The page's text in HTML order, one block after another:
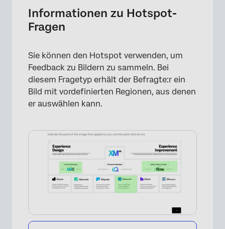
Hotspot-Frage einrichten
Benutzerdefinierte Regionsformen
Datenanalyse
FAQs
Informationen zu Hotspot-
Fragen
Sie können den Hotspot verwenden, um
Feedback zu Bildern zu sammeln. Bei
diesem Fragetyp erhält der Befragte:r ein
Bild mit vordefinierten Regionen, aus denen
er auswählen kann.